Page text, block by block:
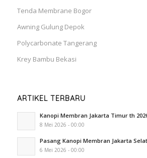
Tenda Membrane Bogor
Awning Gulung Depok
Polycarbonate Tangerang
Krey Bambu Bekasi
ARTIKEL TERBARU
Kanopi Membran Jakarta Timur th
8 Mei 2026 - 00:00
Pasang Kanopi Membran Jakarta
6 Mei 2026 - 00:00